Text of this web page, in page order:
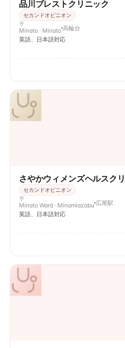
品川ブレストクリニック
セカンドオピニオン
Minato · Minato 高輪台
英語、日本語対応
さやかウィメンズヘルスク
セカンドオピニオン
Minato Ward · Minamiazabu 広尾駅
英語、日本語対応